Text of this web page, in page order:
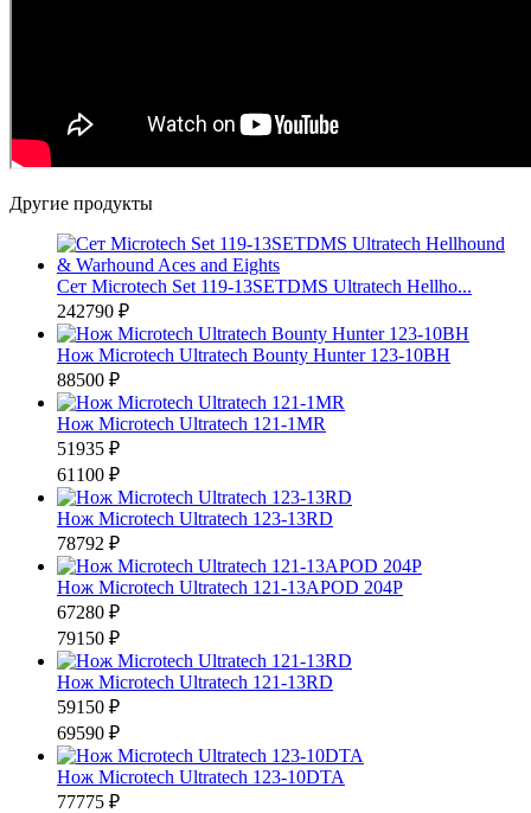
Другие продукты
Сет Microtech Set 119-13SETDMS Ultratech Hellho...
242790 ₽
Нож Microtech Ultratech Bounty Hunter 123-10BH
88500 ₽
Нож Microtech Ultratech 121-1MR
51935 ₽
61100 ₽
Нож Microtech Ultratech 123-13RD
78792 ₽
Нож Microtech Ultratech 121-13APOD 204P
67280 ₽
79150 ₽
Нож Microtech Ultratech 121-13RD
59150 ₽
69590 ₽
Нож Microtech Ultratech 123-10DTA
77775 ₽